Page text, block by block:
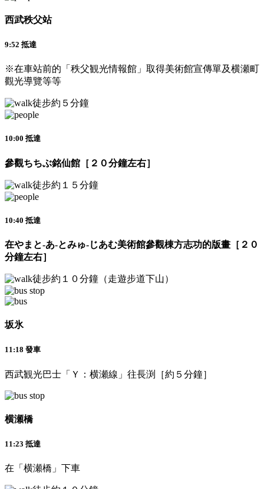
西武秩父站
9:52 抵達
※在車站前的「秩父観光情報館」取得美術館宣傳單及横瀬町
觀光導覽等等
徒步約５分鐘
10:00 抵達
參觀ちちぶ銘仙館［２０分鐘左右］
徒步約１５分鐘
10:40 抵達
在やまと-あ-とみゅ-じあむ美術館參觀棟方志功的版畫［２０
分鐘左右］
徒步約１０分鐘（走遊步道下山）
坂氷
11:18 發車
西武観光巴士「Ｙ：横瀬線」往長渕［約５分鐘］
横瀬橋
11:23 抵達
在「横瀬橋」下車